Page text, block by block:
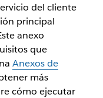
del cliente
principal
anexo
que
Anexos de
más
cómo ejecutar